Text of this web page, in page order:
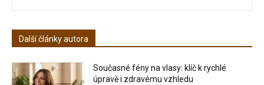
Další články autora
Současné fény na vlasy: klíč k rychlé
úpravě i zdravému vzhledu